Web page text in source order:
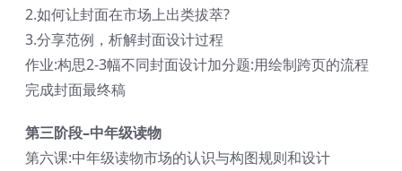
2.如何让封面在市场上出类拔萃?
3.分享范例，析解封面设计过程
作业:构思2-3幅不同封面设计加分题:用绘制跨页的流程
完成封面最终稿
第三阶段–中年级读物
第六课:中年级读物市场的认识与构图规则和设计